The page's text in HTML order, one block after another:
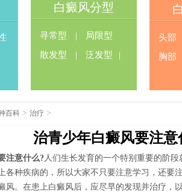
白癜风分型
寻常型 |
局限型
散发型
| 泛发型 |
头部
胸部
百科 > 治疗 >
治青少年白癜风要注意
注意什么? 人们生长发育的一个特别重要的阶
各种疾病的，所以大家不只要注意学习，还要
风。在患上白癜风后，应尽早的发现并治疗，